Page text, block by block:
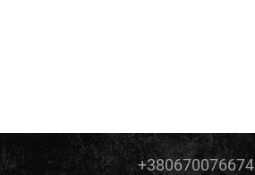
+380670076674